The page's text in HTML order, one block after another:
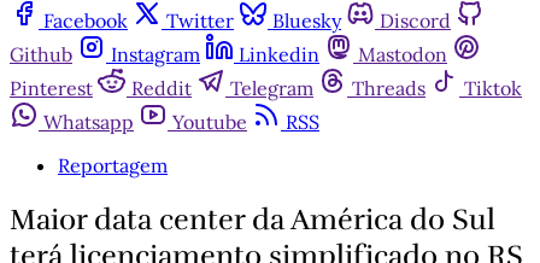
Facebook
Twitter Bluesky
Discord
Github
Instagram Linkedin
Mastodon
Pinterest
Reddit Telegram Threads
Tiktok
Whatsapp
Youtube
RSS
Reportagem
Maior data center da América do Sul
terá licenciamento simplificado no RS